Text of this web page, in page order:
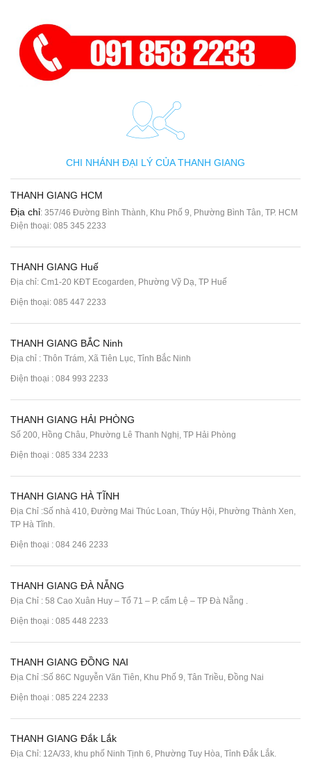
CHI NHÁNH ĐẠI LÝ CỦA THANH GIANG
THANH GIANG HCM
Địa chỉ: 357/46 Đường Bình Thành, Khu Phố 9, Phường Bình Tân, TP. HCM
Điện thoại: 085 345 2233
THANH GIANG Huế
Địa chỉ: Cm1-20 KĐT Ecogarden, Phường Vỹ Dạ, TP Huế
Điện thoại: 085 447 2233
THANH GIANG BẮC Ninh
Địa chỉ : Thôn Trám, Xã Tiên Lục, Tỉnh Bắc Ninh
Điện thoại : 084 993 2233
THANH GIANG HẢI PHÒNG
Số 200, Hồng Châu, Phường Lê Thanh Nghị, TP Hải Phòng
Điện thoại : 085 334 2233
THANH GIANG HÀ TĨNH
Địa Chỉ :Số nhà 410, Đường Mai Thúc Loan, Thúy Hội, Phường Thành Xen,
TP Hà Tĩnh.
Điện thoại : 084 246 2233
THANH GIANG ĐÀ NẴNG
Địa Chỉ : 58 Cao Xuân Huy – Tổ 71 – P. cẩm Lệ – TP Đà Nẵng .
Điện thoại : 085 448 2233
THANH GIANG ĐỒNG NAI
Địa Chỉ :Số 86C Nguyễn Văn Tiên, Khu Phố 9, Tân Triều, Đồng Nai
Điện thoại : 085 224 2233
THANH GIANG Đắk Lắk
Địa Chỉ: 12A/33, khu phố Ninh Tịnh 6, Phường Tuy Hòa, Tỉnh Đắk Lắk.